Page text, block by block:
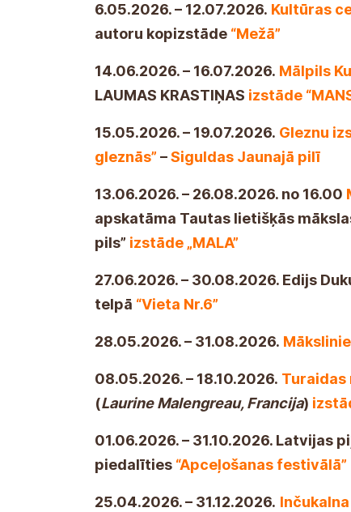
6.05.2026 – 12.07.2026. Wspólna
lesie"jest prezentowana w
14.06.2026. – 16.07.2026. Wystawa
tekstylnej LAUMY KRASTIŅI jest
15.05.2026 – 19.07.2026. Wystawa
Muzeum Turaida"– Nowy Zamek
13.06.2026 – 26.08.2026. Od 16:00
odbędziesię wystawa "MALA"
ceramicznej "Māl-pils"
27.06.2026. – 30.08.2026. Edijs
telpā “Vieta Nr.6”
28.05.2026. – 31.08.2026.
08.05.2026. – 18.10.2026. Turaidas
(Laurine Malengreau, Francija)
01.06.2026. – 31.10.2026. Latvijas
piedalīties “Apceļošanas festivālā”
25.04.2026. – 31.12.2026.